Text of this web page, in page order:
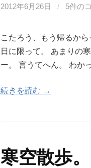
2012年6月26日 / 5件の
こたろう、もう帰るか
日に限って。 あまりの
ー。 言うてへん。 わか
続きを読む →
寒空散歩。